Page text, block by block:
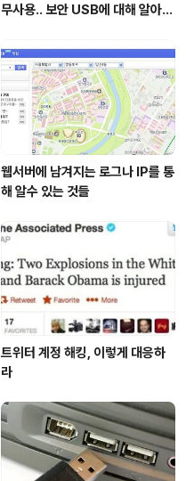
무사용.. 보안 USB에 대해 알아봅
웹서버에 남겨지는 로그나 IP를 통
해 알수 있는 것들
트위터 계정 해킹, 이렇게 대응하
라